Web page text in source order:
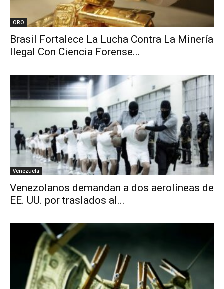
ORO
Brasil Fortalece La Lucha Contra La Minería
Ilegal Con Ciencia Forense...
Venezuela
Venezolanos demandan a dos aerolíneas de
EE. UU. por traslados al...